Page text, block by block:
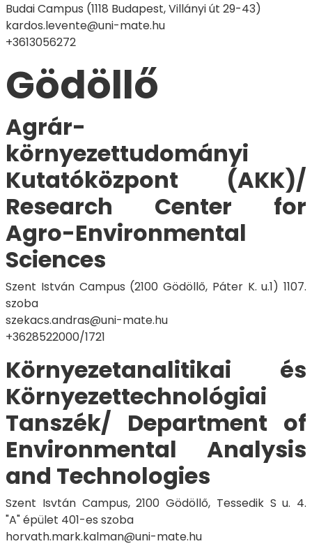
Budai Campus (1118 Budapest, Villányi út 29-43)
kardos.levente@uni-mate.hu
+3613056272
Gödöllő
Agrár-
környezettudományi
Kutatóközpont (AKK)/
Research Center for
Agro-Environmental
Sciences
Szent István Campus (2100 Gödöllő, Páter K. u.1) 1107.
szoba
szekacs.andras@uni-mate.hu
+3628522000/1721
Környezetanalitikai és
Környezettechnológiai
Tanszék/ Department of
Environmental Analysis
and Technologies
Szent Isvtán Campus, 2100 Gödöllő, Tessedik S u. 4.
"A" épület 401-es szoba
horvath.mark.kalman@uni-mate.hu